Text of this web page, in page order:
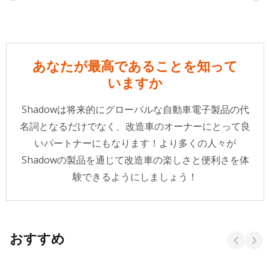
あなたが最高であることを知って
いますか
Shadowは将来的にグローバルな自動車電子製品の代
名詞となるだけでなく、改造車のオーナーにとって良
いパートナーにもなります！より多くの人々が
Shadowの製品を通じて改造車の楽しさと便利さを体
験できるようにしましょう！
おすすめ